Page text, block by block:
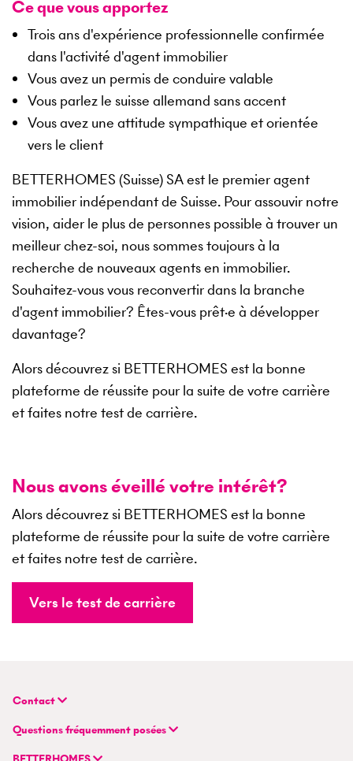
Ce que vous apportez
Trois ans d'expérience professionnelle confirmée
dans l'activité d'agent immobilier
Vous avez un permis de conduire valable
Vous parlez le suisse allemand sans accent
Vous avez une attitude sympathique et orientée
vers le client
BETTERHOMES (Suisse) SA est le premier agent
immobilier indépendant de Suisse. Pour assouvir notre
vision, aider le plus de personnes possible à trouver un
meilleur chez-soi, nous sommes toujours à la
recherche de nouveaux agents en immobilier.
Souhaitez-vous vous reconvertir dans la branche
d'agent immobilier? Êtes-vous prêt·e à développer
davantage?
Alors découvrez si BETTERHOMES est la bonne
plateforme de réussite pour la suite de votre carrière
et faites notre test de carrière.
Nous avons éveillé votre intérêt?
Alors découvrez si BETTERHOMES est la bonne
plateforme de réussite pour la suite de votre carrière
et faites notre test de carrière.
Vers le test de carrière
Contact
BETTERHOMES (Suisse) SA
Siège principal
Flurstrasse 55
Questions fréquemment posées
FAQ | Évaluation immobilière